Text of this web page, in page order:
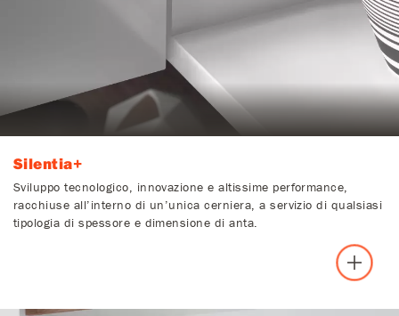
Silentia+
Sviluppo tecnologico, innovazione e altissime performance,
racchiuse all’interno di un’unica cerniera, a servizio di qualsiasi
tipologia di spessore e dimensione di anta.